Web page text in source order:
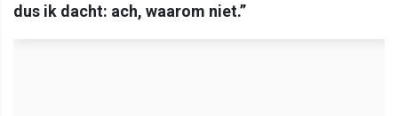
dus ik dacht: ach, waarom niet.”